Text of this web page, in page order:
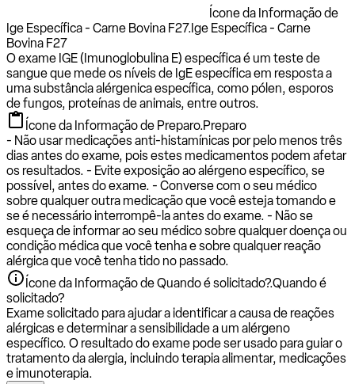
Ícone da Informação de
Ige Específica - Carne Bovina F27.Ige Específica - Carne
Bovina F27
O exame IGE (Imunoglobulina E) específica é um teste de
sangue que mede os níveis de IgE específica em resposta a
uma substância alérgenica específica, como pólen, esporos
de fungos, proteínas de animais, entre outros.
Ícone da Informação de Preparo.Preparo
- Não usar medicações anti-histamínicas por pelo menos três
dias antes do exame, pois estes medicamentos podem afetar
os resultados. - Evite exposição ao alérgeno específico, se
possível, antes do exame. - Converse com o seu médico
sobre qualquer outra medicação que você esteja tomando e
se é necessário interrompê-la antes do exame. - Não se
esqueça de informar ao seu médico sobre qualquer doença ou
condição médica que você tenha e sobre qualquer reação
alérgica que você tenha tido no passado.
Ícone da Informação de Quando é solicitado?.Quando é
solicitado?
Exame solicitado para ajudar a identificar a causa de reações
alérgicas e determinar a sensibilidade a um alérgeno
específico. O resultado do exame pode ser usado para guiar o
tratamento da alergia, incluindo terapia alimentar, medicações
e imunoterapia.